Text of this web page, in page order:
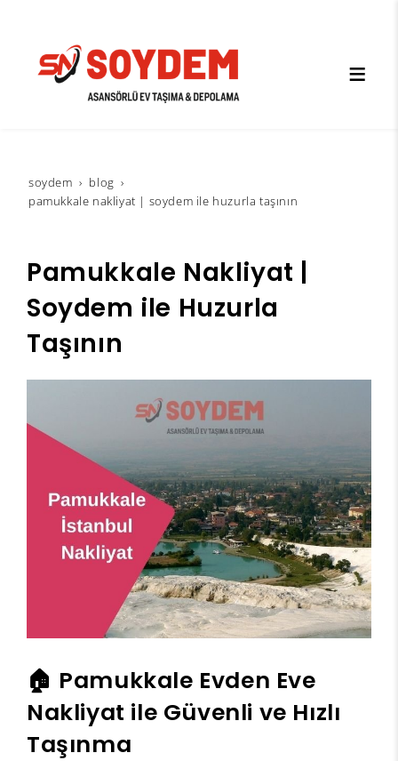
soydem
blog
pamukkale nakliyat | soydem ile huzurla taşının
Pamukkale Nakliyat |
Soydem ile Huzurla
Taşının
🏠 Pamukkale Evden Eve
Nakliyat ile Güvenli ve Hızlı
Taşınma